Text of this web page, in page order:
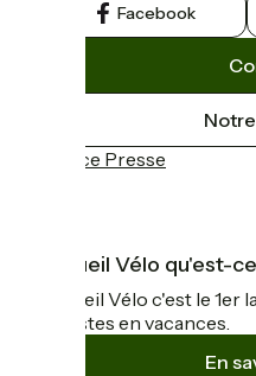
Facebook
Espace Presse
Accueil Vélo qu'est-
Accueil Vélo c'est le 1er
cyclistes en vacances.
En